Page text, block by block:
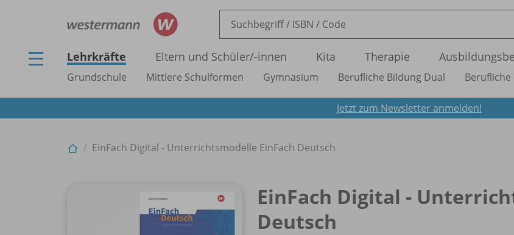
Lehrkräfte Eltern und Schüler/-innen Kita Therapie
Grundschule Mittlere Schulformen Gymnasium Berufliche Bildung Dual Berufliche
Jetzt zum Newsletter anmelden!
EinFach Digital - Unterrichtsmodelle EinFach Deutsch
EinFach Digital -
Deutsch